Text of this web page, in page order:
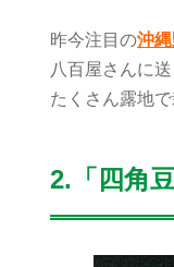
昨今注目の沖
八百屋さんに
たくさん露地
2.「四角